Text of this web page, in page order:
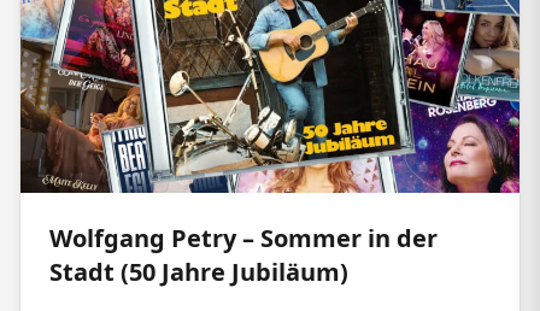
Wolfgang Petry – Sommer in der
Stadt (50 Jahre Jubiläum)